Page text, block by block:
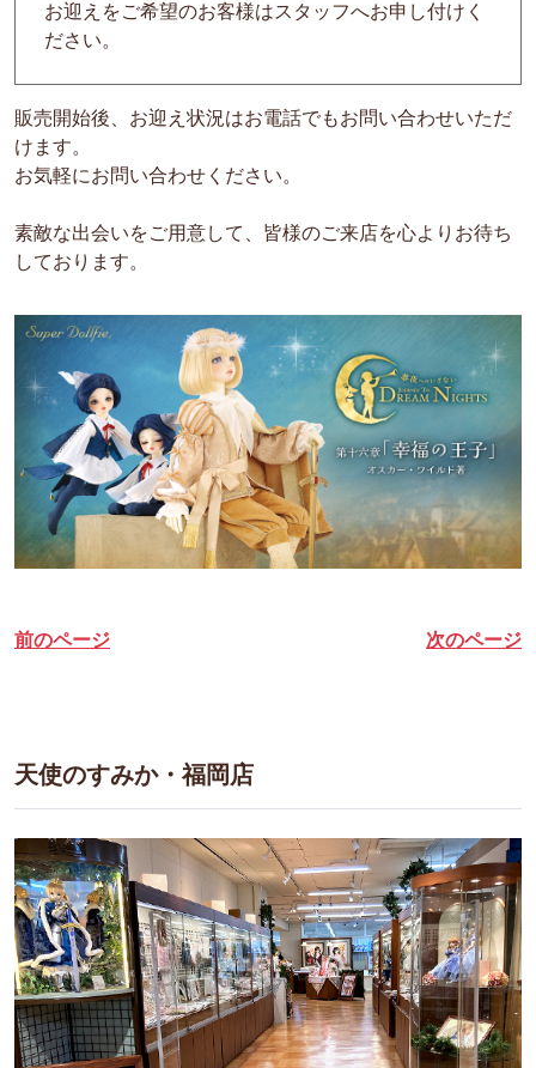
お迎えをご希望のお客様はスタッフへお申し付けく
ださい。
販売開始後、お迎え状況はお電話でもお問い合わせいただ
けます。
お気軽にお問い合わせください。
素敵な出会いをご用意して、皆様のご来店を心よりお待ち
しております。
前のページ 次のページ
天使のすみか・福岡店